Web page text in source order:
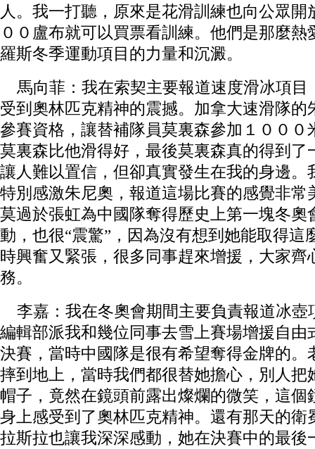
人。我一打聽，原來是花滑訓練也向公眾開
００盧布就可以買票看訓練。他們是那麼熱
羅斯冬季運動項目的力量和沉澱。
馬向菲：我在索契主要報道速度滑冰項目
受到奧林匹克精神的震撼。加拿大速滑隊的
參賽資格，讓替補隊員莫裏森參加１０００
莫裏森比他滑得好，最後莫裏森真的得到了
讓人難以置信，但卻真實發生在我的身邊。
特別感激朱尼奧，報道這場比賽的感覺非常
莫過於張虹為中國隊奪得歷史上第一塊冬奧
動，也很“震驚”，因為沒有想到她能取得這
時興奮又緊張，很多同事趕來增援，大家齊
務。
李嘉：我在冬奧會期間主要負責報道冰壺
編輯部派我和幾位同事去雪上賽場增援自由
決賽，當時中國隊是很有希望奪得金牌的。
摔到地上，當時我們都很替她擔心，別人把
帽子，竟然在鏡頭前露出燦爛的微笑，這個
身上感受到了奧林匹克精神。還有那天的衛
拉斯拉也讓我深深感動，她在決賽中的最後